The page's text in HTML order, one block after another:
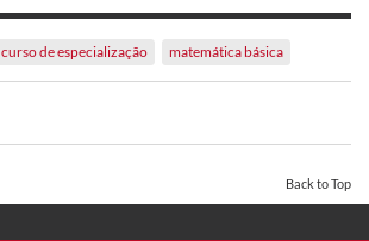
curso de especialização matemática básica
Back to Top